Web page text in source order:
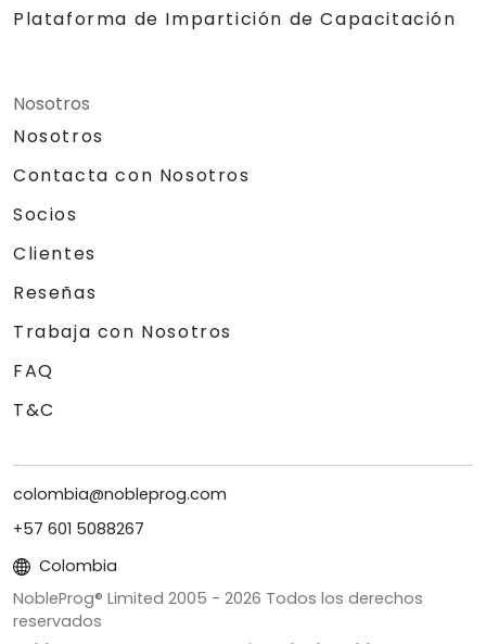
Plataforma de Impartición de Capacitación
Nosotros
Nosotros
Contacta con Nosotros
Socios
Clientes
Reseñas
Trabaja con Nosotros
FAQ
T&C
colombia@nobleprog.com
+57 601 5088267
Colombia
NobleProg® Limited 2005 - 2026 Todos los derechos
reservados